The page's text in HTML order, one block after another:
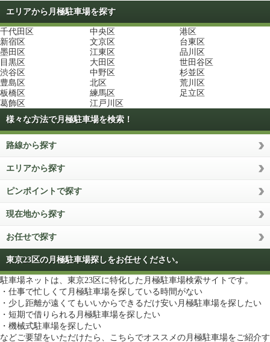
エリアから月極駐車場を探す
千代田区 中央区
港区
新宿区
文京区
台東区
墨田区
江東区
品川区
目黒区
大田区
世田谷区
渋谷区
中野区
杉並区
豊島区
北区
荒川区
板橋区
練馬区
足立区
葛飾区
江戸川区
様々な方法で月極駐車場を検索！
路線から探す
エリアから探す
ピンポイントで探す
現在地から探す
お任せで探す
東京23区の月極駐車場探しをお任せください。
駐車場ネットは、東京23区に特化した月極駐車場検索サイトです。
・仕事で忙しくて月極駐車場を探している時間がない
・少し距離が遠くてもいいからできるだけ安い月極駐車場を探したい
・短期で借りられる月極駐車場を探したい
・機械式駐車場を探したい
などご要望をいただけたら、こちらでオススメの月極駐車場をご紹介す